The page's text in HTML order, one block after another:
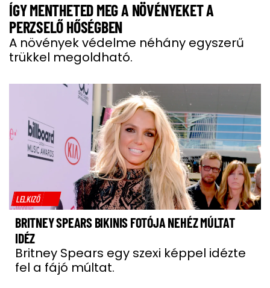
ÍGY MENTHETED MEG A NÖVÉNYEKET A
PERZSELŐ HŐSÉGBEN
A növények védelme néhány egyszerű
trükkel megoldható.
LELKIZŐ
BRITNEY SPEARS BIKINIS FOTÓJA NEHÉZ MÚLTAT
IDÉZ
Britney Spears egy szexi képpel idézte
fel a fájó múltat.